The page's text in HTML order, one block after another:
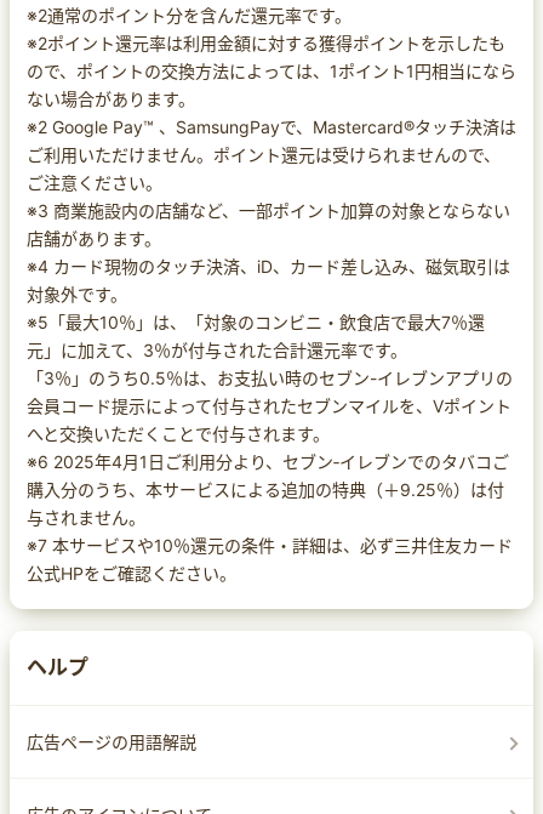
※2通常のポイント分を含んだ還元率です。
※2ポイント還元率は利用金額に対する獲得ポイントを示したも
ので、ポイントの交換方法によっては、1ポイント1円相当になら
ない場合があります。
※2 Google Pay™ 、SamsungPayで、Mastercard®タッチ決済は
ご利用いただけません。ポイント還元は受けられませんので、
ご注意ください。
※3 商業施設内の店舗など、一部ポイント加算の対象とならない
店舗があります。
※4 カード現物のタッチ決済、iD、カード差し込み、磁気取引は
対象外です。
※5「最大10％」は、「対象のコンビニ・飲食店で最大7％還
元」に加えて、3％が付与された合計還元率です。
「3％」のうち0.5％は、お支払い時のセブン-イレブンアプリの
会員コード提示によって付与されたセブンマイルを、Vポイント
へと交換いただくことで付与されます。
※6 2025年4月1日ご利用分より、セブン‐イレブンでのタバコご
購入分のうち、本サービスによる追加の特典（＋9.25％）は付
与されません。
※7 本サービスや10％還元の条件・詳細は、必ず三井住友カード
公式HPをご確認ください。
ヘルプ
広告ページの用語解説